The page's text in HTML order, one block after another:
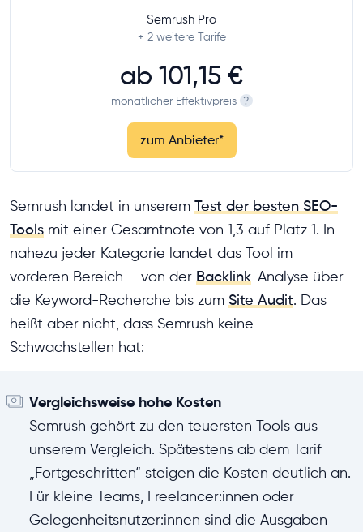
Semrush Pro
+ 2 weitere Tarife
ab 101,15 €
monatlicher Effektivpreis ?
zum Anbieter*
Semrush landet in unserem Test der besten SEO-
Tools mit einer Gesamtnote von 1,3 auf Platz 1. In
nahezu jeder Kategorie landet das Tool im
vorderen Bereich – von der Backlink-Analyse über
die Keyword-Recherche bis zum Site Audit. Das
heißt aber nicht, dass Semrush keine
Schwachstellen hat:
Vergleichsweise hohe Kosten
Semrush gehört zu den teuersten Tools aus
unserem Vergleich. Spätestens ab dem Tarif
„Fortgeschritten“ steigen die Kosten deutlich an.
Für kleine Teams, Freelancer:innen oder
Gelegenheitsnutzer:innen sind die Ausgaben